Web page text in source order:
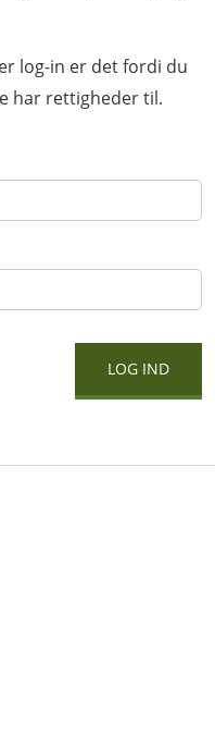
log-in er det fordi du
har rettigheder til.